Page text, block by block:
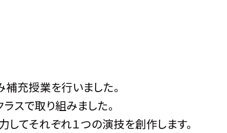
補充授業を行いました。
スで取り組みました。
してそれぞれ１つの演技を創作します。